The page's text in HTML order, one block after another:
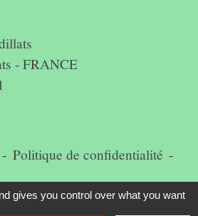
- FRANCE
- Politique de confidentialité -
du site -
gives you control over what you want